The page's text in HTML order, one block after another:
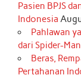
Pasien BPJS
Indonesia
Pahlawan
dari Spider-
Beras,
Pertahanan